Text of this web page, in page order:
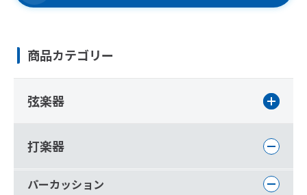
商品カテゴリー
弦楽器
打楽器
パーカッション